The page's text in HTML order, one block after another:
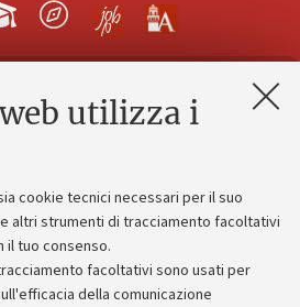
utilizza i
cookie tecnici necessari per il suo
altri strumenti di tracciamento facoltativi
il tuo consenso.
facoltativi sono usati per
della comunicazione
e PEC
community
strategico
Bilanci